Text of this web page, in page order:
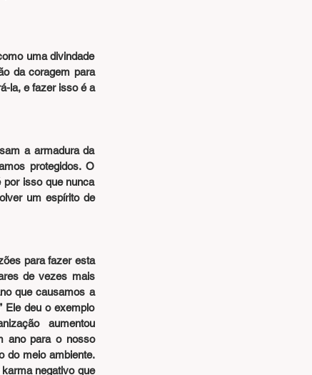
uma divindade
da coragem para
la, e fazer isso é a
a armadura da
protegidos. O
por isso que nunca
um espírito de
para fazer esta
de vezes mais
que causamos a
Ele deu o exemplo
aumentou
ano para o nosso
do meio ambiente.
negativo que